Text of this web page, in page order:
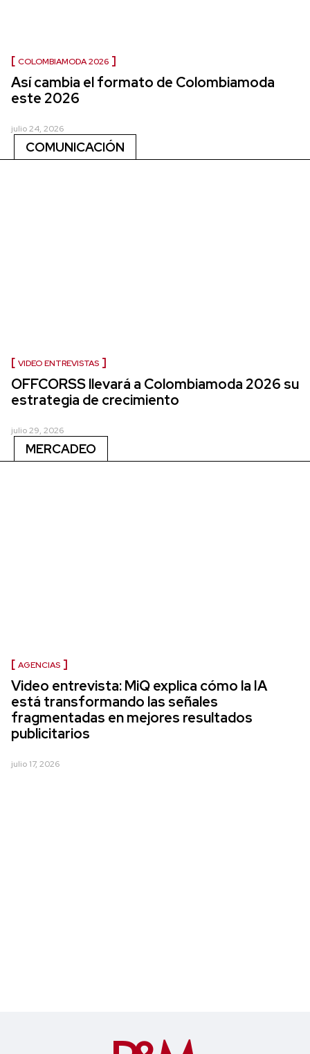
COLOMBIAMODA 2026
Así cambia el formato de Colombiamoda
este 2026
julio 24, 2026
COMUNICACIÓN
VIDEO ENTREVISTAS
OFFCORSS llevará a Colombiamoda 2026 su
estrategia de crecimiento
julio 29, 2026
MERCADEO
AGENCIAS
Video entrevista: MiQ explica cómo la IA
está transformando las señales
fragmentadas en mejores resultados
publicitarios
julio 17, 2026